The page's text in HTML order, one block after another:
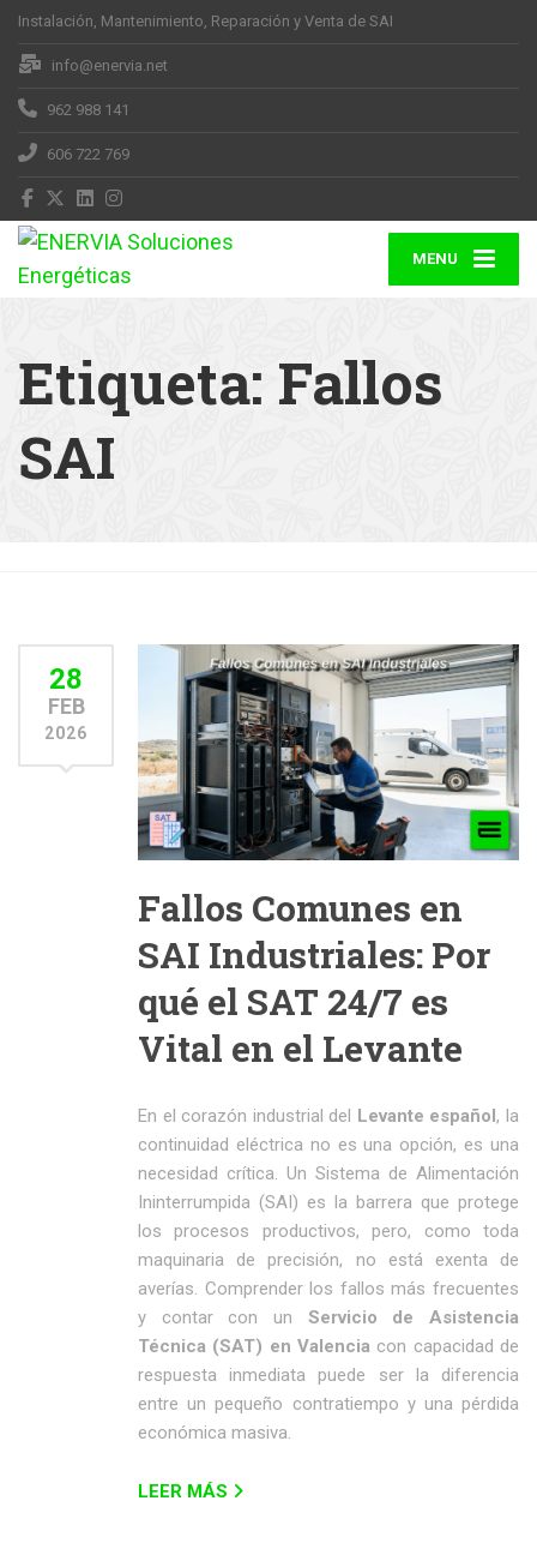
Instalación, Mantenimiento, Reparación y Venta de SAI
info@enervia.net
962 988 141
606 722 769
MENU
Etiqueta: Fallos
SAI
28
FEB
2026
Fallos Comunes en
SAI Industriales: Por
qué el SAT 24/7 es
Vital en el Levante
En el corazón industrial del Levante español, la
continuidad eléctrica no es una opción, es una
necesidad crítica. Un Sistema de Alimentación
Ininterrumpida (SAI) es la barrera que protege
los procesos productivos, pero, como toda
maquinaria de precisión, no está exenta de
averías. Comprender los fallos más frecuentes
y contar con un Servicio de Asistencia
Técnica (SAT) en Valencia con capacidad de
respuesta inmediata puede ser la diferencia
entre un pequeño contratiempo y una pérdida
económica masiva.
LEER MÁS